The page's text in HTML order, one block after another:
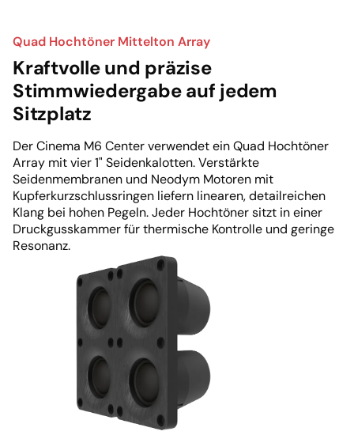
Quad Hochtöner Mittelton Array
Kraftvolle und präzise
Stimmwiedergabe auf jedem
Sitzplatz
Der Cinema M6 Center verwendet ein Quad Hochtöner
Array mit vier 1" Seidenkalotten. Verstärkte
Seidenmembranen und Neodym Motoren mit
Kupferkurzschlussringen liefern linearen, detailreichen
Klang bei hohen Pegeln. Jeder Hochtöner sitzt in einer
Druckgusskammer für thermische Kontrolle und geringe
Resonanz.